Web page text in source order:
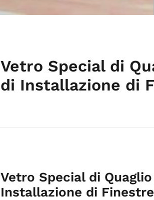
Vetro Special di
di Installazione di
Vetro Special di
Installazione di